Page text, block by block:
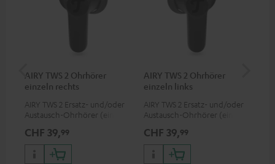
AIRY TWS 2 Ohrhörer
einzeln rechts
AIRY TWS 2 Ersatz- und/oder
Austausch-Ohrhörer (einzeln
CHF 39,99
AIRY TWS 2 Ohrhörer
einzeln links
AIRY TWS 2 Ersatz- und/oder
Austausch-Ohrhörer (einzeln
CHF 39,99